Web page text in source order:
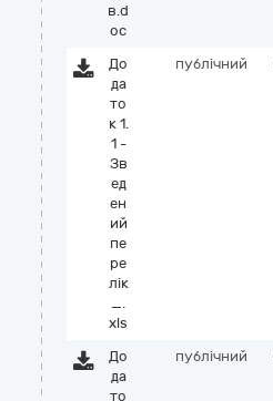
в.d
oc
До
да
то
к 1.
1 -
Зв
ед
ен
ий
пе
ре
лік
_.
xls
публічний
До
да
то
публічний